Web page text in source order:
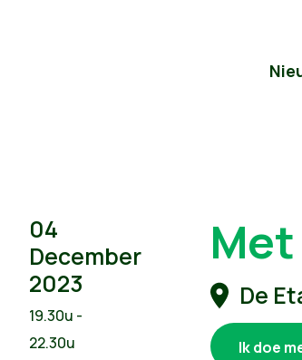
04
December
2023
19.30u -
22.30u
De
Ik doe